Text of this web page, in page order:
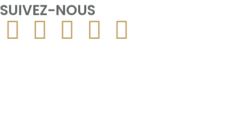
SUIVEZ-NOUS